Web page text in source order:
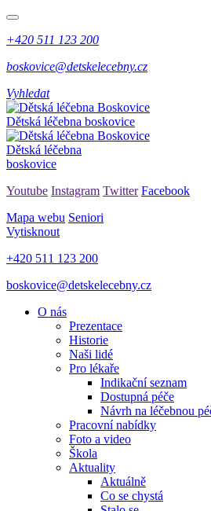
+420 511 123 200
boskovice@detskelecebny.cz
Vyhledat
Dětská léčebna boskovice
Dětská léčebna
boskovice
Youtube Instagram Twitter Facebook
Mapa webu Seniori
Vytisknout
+420 511 123 200
boskovice@detskelecebny.cz
O nás
Prezentace
Historie
Naši lidé
Pro lékaře
Indikační seznam
Dostupná péče
Návrh na léčebnou
Pracovní nabídky
Foto a video
Škola
Aktuality
Aktuálně
Co se chystá